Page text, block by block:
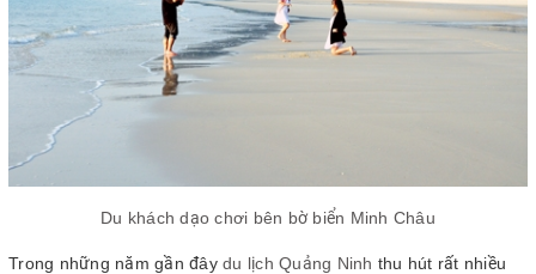
Du khách dạo chơi bên bờ biển Minh Châu
Trong những năm gần đây du lịch Quảng Ninh thu hút rất nhiều